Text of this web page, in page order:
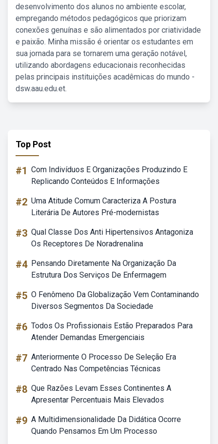
desenvolvimento dos alunos no ambiente escolar,
empregando métodos pedagógicos que priorizam
conexões genuínas e são alimentados por criatividade
e paixão. Minha missão é orientar os estudantes em
sua jornada para se tornarem uma geração notável,
utilizando abordagens educacionais reconhecidas
pelas principais instituições acadêmicas do mundo -
dsw.aau.edu.et.
Top Post
#1 Com Indivíduos E Organizações Produzindo E
Replicando Conteúdos E Informações
#2 Uma Atitude Comum Caracteriza A Postura
Literária De Autores Pré-modernistas
#3 Qual Classe Dos Anti Hipertensivos Antagoniza
Os Receptores De Noradrenalina
#4 Pensando Diretamente Na Organização Da
Estrutura Dos Serviços De Enfermagem
#5 O Fenômeno Da Globalização Vem Contaminando
Diversos Segmentos Da Sociedade
#6 Todos Os Profissionais Estão Preparados Para
Atender Demandas Emergenciais
#7 Anteriormente O Processo De Seleção Era
Centrado Nas Competências Técnicas
#8 Que Razões Levam Esses Continentes A
Apresentar Percentuais Mais Elevados
#9 A Multidimensionalidade Da Didática Ocorre
Quando Pensamos Em Um Processo